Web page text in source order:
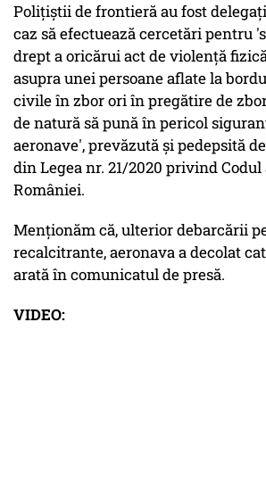
Polițiștii de frontieră au fost
caz să efectuează cercetări pentru
drept a oricărui act de violenţă
asupra unei persoane aflate la
civile în zbor ori în pregătire de
de natură să pună în pericol
aeronave', prevăzută și pedepsită
din Legea nr. 21/2020 privind
României.
Menționăm că, ulterior debarcării
recalcitrante, aeronava a decolat
arată în comunicatul de presă.
VIDEO: